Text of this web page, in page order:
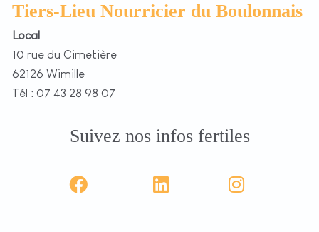
Tiers-Lieu Nourricier du Boulonnais
Local
10 rue du Cimetière
62126 Wimille
Tél : 07 43 28 98 07
Suivez nos infos fertiles